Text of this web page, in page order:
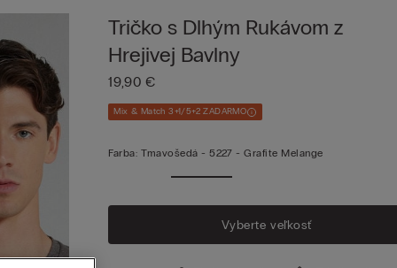
Tričko s Dlhým Rukávom z
Hrejivej Bavlny
19,90 €
Mix & Match 3+1/5+2 ZADARMO
Farba: Tmavošedá -5227 - Grafite Melange
Vyberte veľkosť